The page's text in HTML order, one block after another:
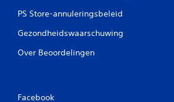
PS Store-annuleringsbeleid
Gezondheidswaarschuwing
Over Beoordelingen
Facebook